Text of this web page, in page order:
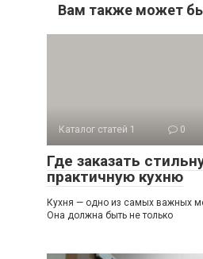
Вам также может
Каталог статей 1 0
Где заказать
практичную кухню
Кухня — одно из самых важных
Она должна быть не только